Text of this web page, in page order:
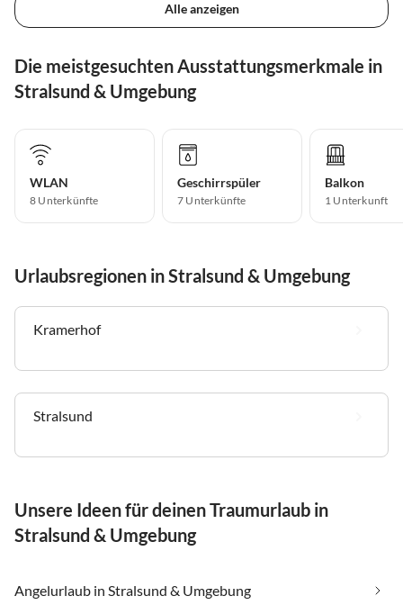
Alle anzeigen
Die meistgesuchten Ausstattungsmerkmale in
Stralsund & Umgebung
WLAN
8 Unterkünfte
Geschirrspüler
7 Unterkünfte
Balkon
1 Unterkunft
Urlaubsregionen in Stralsund & Umgebung
Kramerhof
Stralsund
Unsere Ideen für deinen Traumurlaub in
Stralsund & Umgebung
Angelurlaub in Stralsund & Umgebung